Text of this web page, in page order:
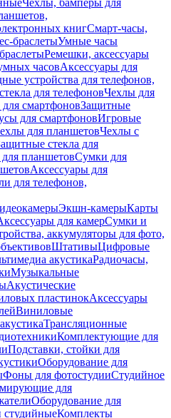
Чехлы, бамперы для
книгСмарт-часы,
браслетыУмные часы
Ремешки, аксессуары
часовАксессуары для
устройства для телефонов,
для телефоновЧехлы для
смартфоновЗащитные
для смартфоновИгровые
для планшетовЧехлы с
стекла для
планшетовСумки для
Аксессуары для
для телефонов,
Экшн-камерыКарты
для камерСумки и
аккумуляторы для фото,
ШтативыЦифровые
акустикаРадиочасы,
Музыкальные
Акустические
пластинокАксессуары
Виниловые
Трансляционные
Комплектующие для
Подставки, стойки для
Оборудование для
Фоны для фотостудииСтудийное
для
Оборудование для
Комплекты